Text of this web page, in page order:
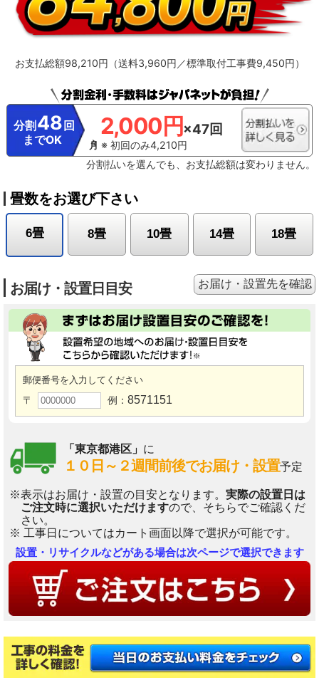
お支払総額98,210円（送料3,960円／標準取付工事費9,450円）
分割 48 回
までOK
2,000円×47回
※ 初回のみ4,210円
分割払いを選んでも、お支払総額は変わりません。
畳数をお選び下さい
6畳 8畳 10畳 14畳 18畳
お届け・設置日目安
郵便番号を入力してください
〒 例： 8571151
「東京都港区」 に
１０日～２週間前後でお届け・設置予定
※表示はお届け・設置の目安となります。 実際の設置日は
ご注文時に選択いただけますので、そちらでご確認くだ
さい。
※ 工事日についてはカート画面以降で選択が可能です。
お届け・設置先を確認
設置・リサイクルなどがある場合は次ページで選択できます